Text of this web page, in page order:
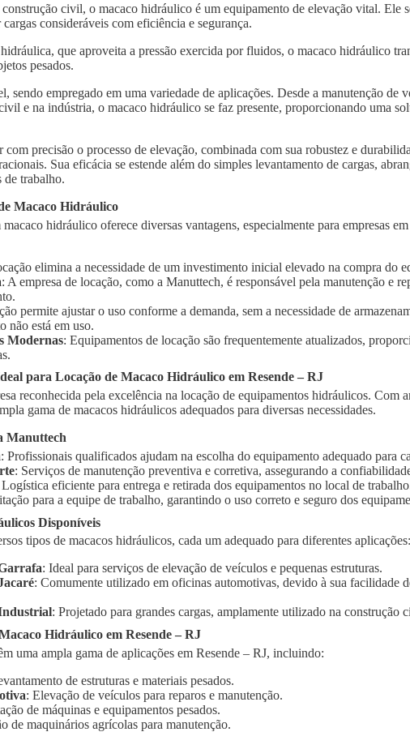
civil, o macaco hidráulico é um equipamento de elevação vital. Ele
consideráveis com eficiência e segurança.
que aproveita a pressão exercida por fluidos, o macaco hidráulico
pesados.
sendo empregado em uma variedade de aplicações. Desde a manutenção de
e na indústria, o macaco hidráulico se faz presente, proporcionando uma
com precisão o processo de elevação, combinada com sua robustez e
Sua eficácia se estende além do simples levantamento de cargas,
de trabalho.
Macaco Hidráulico
hidráulico oferece diversas vantagens, especialmente para empresas
elimina a necessidade de um investimento inicial elevado na compra do
: A empresa de locação, como a Manuttech, é responsável pela manutenção e
permite ajustar o uso conforme a demanda, sem a necessidade de
não está em uso.
Modernas: Equipamentos de locação são frequentemente atualizados,
para Locação de Macaco Hidráulico em Resende – RJ
reconhecida pela excelência na locação de equipamentos hidráulicos. Com
gama de macacos hidráulicos adequados para diversas necessidades.
Manuttech
: Profissionais qualificados ajudam na escolha do equipamento adequado para
: Serviços de manutenção preventiva e corretiva, assegurando a
Logística eficiente para entrega e retirada dos equipamentos no local de
para a equipe de trabalho, garantindo o uso correto e seguro dos
Disponíveis
tipos de macacos hidráulicos, cada um adequado para diferentes aplicações:
: Ideal para serviços de elevação de veículos e pequenas estruturas.
: Comumente utilizado em oficinas automotivas, devido à sua facilidade
: Projetado para grandes cargas, amplamente utilizado na construção
Hidráulico em Resende – RJ
uma ampla gama de aplicações em Resende – RJ, incluindo:
de estruturas e materiais pesados.
: Elevação de veículos para reparos e manutenção.
de máquinas e equipamentos pesados.
de maquinários agrícolas para manutenção.